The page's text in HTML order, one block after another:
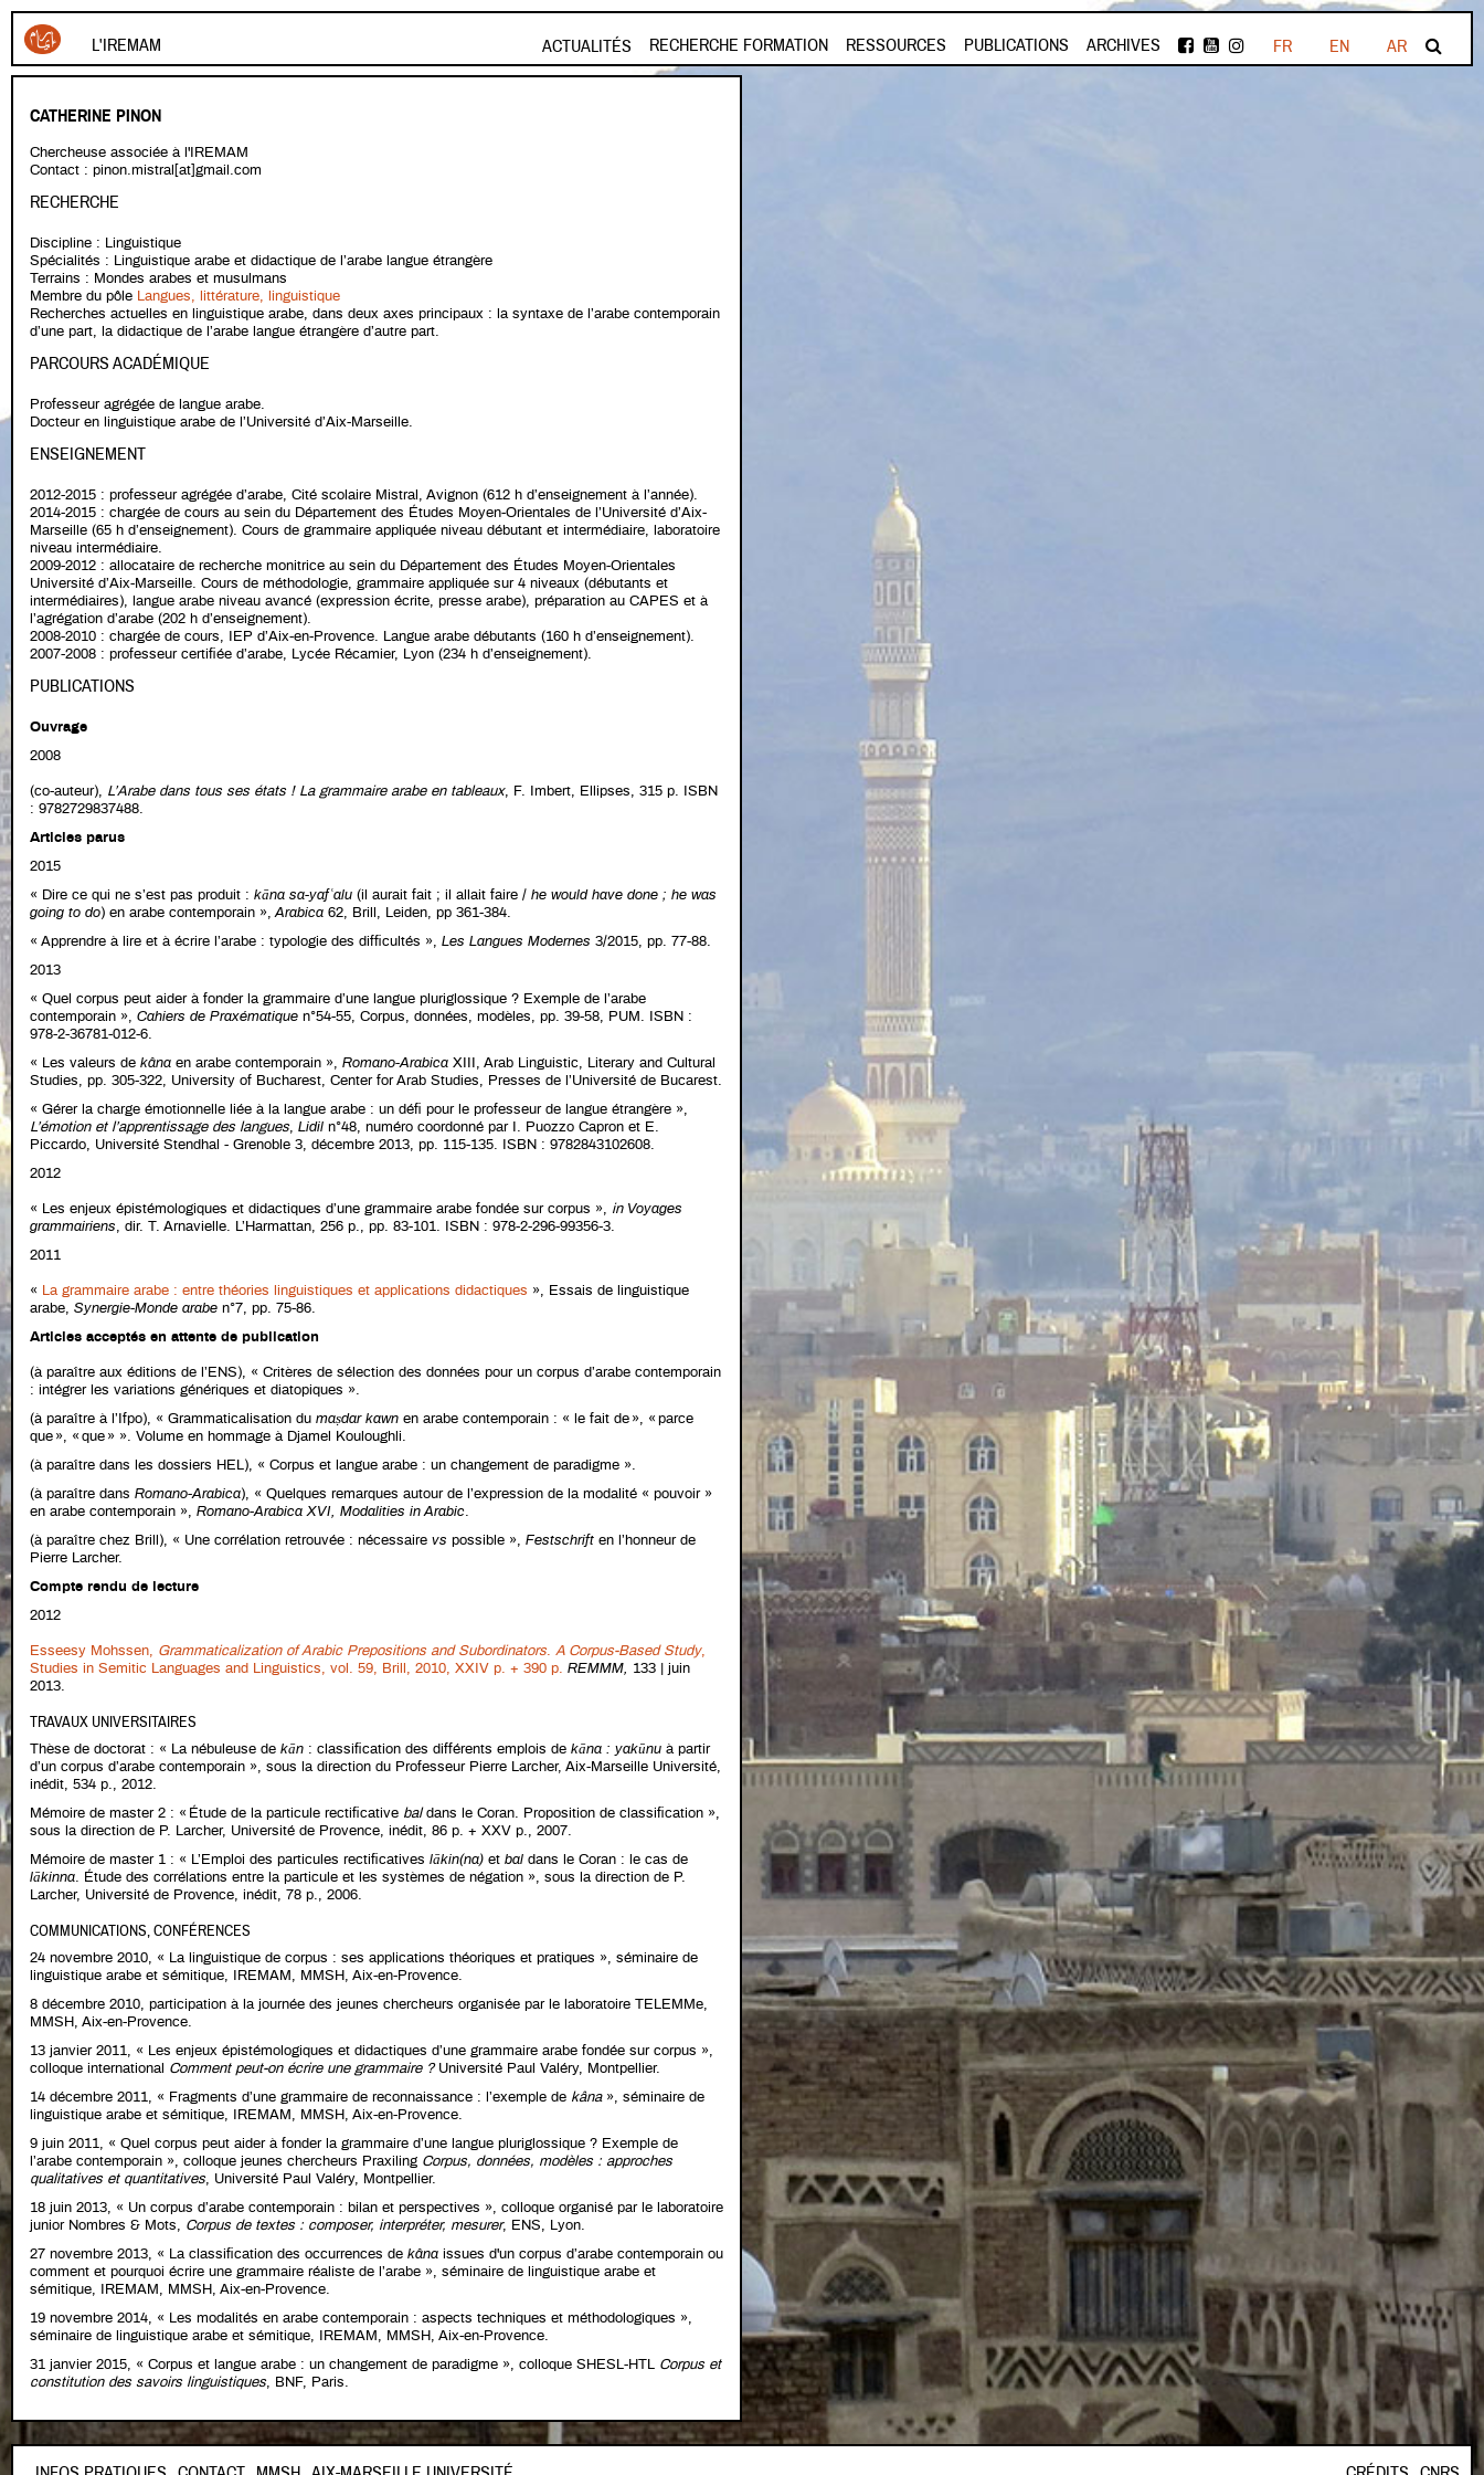
Aller au contenu principal
L'IREMAM ACTUALITÉS RECHERCHE FORMATION RESSOURCES PUBLICATIONS ARCHIVES FR EN AR
CATHERINE PINON
Chercheuse associée à l'IREMAM
Contact : pinon.mistral[at]gmail.com
RECHERCHE
Discipline : Linguistique
Spécialités : Linguistique arabe et didactique de l’arabe langue étrangère
Terrains : Mondes arabes et musulmans
Membre du pôle Langues, littérature, linguistique
Recherches actuelles en linguistique arabe, dans deux axes principaux : la syntaxe de l’arabe contemporain
d’une part, la didactique de l’arabe langue étrangère d’autre part.
PARCOURS ACADÉMIQUE
Professeur agrégée de langue arabe.
Docteur en linguistique arabe de l’Université d’Aix-Marseille.
ENSEIGNEMENT
2012-2015 : professeur agrégée d’arabe, Cité scolaire Mistral, Avignon (612 h d’enseignement à l’année).
2014-2015 : chargée de cours au sein du Département des Études Moyen-Orientales de l’Université d’Aix-
Marseille (65 h d’enseignement). Cours de grammaire appliquée niveau débutant et intermédiaire, laboratoire
niveau intermédiaire.
2009-2012 : allocataire de recherche monitrice au sein du Département des Études Moyen-Orientales
Université d’Aix-Marseille. Cours de méthodologie, grammaire appliquée sur 4 niveaux (débutants et
intermédiaires), langue arabe niveau avancé (expression écrite, presse arabe), préparation au CAPES et à
l’agrégation d’arabe (202 h d’enseignement).
2008-2010 : chargée de cours, IEP d’Aix-en-Provence. Langue arabe débutants (160 h d’enseignement).
2007-2008 : professeur certifiée d’arabe, Lycée Récamier, Lyon (234 h d’enseignement).
PUBLICATIONS
Ouvrage
2008
(co-auteur), L’Arabe dans tous ses états ! La grammaire arabe en tableaux, F. Imbert, Ellipses, 315 p. ISBN
: 9782729837488.
Articles parus
2015
« Dire ce qui ne s’est pas produit : kāna sa-yafʿalu (il aurait fait ; il allait faire / he would have done ; he was
going to do) en arabe contemporain », Arabica 62, Brill, Leiden, pp 361-384.
« Apprendre à lire et à écrire l’arabe : typologie des difficultés », Les Langues Modernes 3/2015, pp. 77-88.
2013
« Quel corpus peut aider à fonder la grammaire d’une langue pluriglossique ? Exemple de l’arabe
contemporain », Cahiers de Praxématique n°54-55, Corpus, données, modèles, pp. 39-58, PUM. ISBN :
978-2-36781-012-6.
« Les valeurs de kâna en arabe contemporain », Romano-Arabica XIII, Arab Linguistic, Literary and Cultural
Studies, pp. 305-322, University of Bucharest, Center for Arab Studies, Presses de l’Université de Bucarest.
« Gérer la charge émotionnelle liée à la langue arabe : un défi pour le professeur de langue étrangère »,
L’émotion et l’apprentissage des langues, Lidil n°48, numéro coordonné par I. Puozzo Capron et E.
Piccardo, Université Stendhal - Grenoble 3, décembre 2013, pp. 115-135. ISBN : 9782843102608.
2012
« Les enjeux épistémologiques et didactiques d’une grammaire arabe fondée sur corpus », in Voyages
grammairiens, dir. T. Arnavielle. L’Harmattan, 256 p., pp. 83-101. ISBN : 978-2-296-99356-3.
2011
« La grammaire arabe : entre théories linguistiques et applications didactiques », Essais de linguistique
arabe, Synergie-Monde arabe n°7, pp. 75-86.
Articles acceptés en attente de publication
(à paraître aux éditions de l’ENS), « Critères de sélection des données pour un corpus d’arabe contemporain
: intégrer les variations génériques et diatopiques ».
(à paraître à l’Ifpo), « Grammaticalisation du maṣdar kawn en arabe contemporain : « le fait de », « parce
que », « que » ». Volume en hommage à Djamel Kouloughli.
(à paraître dans les dossiers HEL), « Corpus et langue arabe : un changement de paradigme ».
(à paraître dans Romano-Arabica), « Quelques remarques autour de l’expression de la modalité « pouvoir »
en arabe contemporain », Romano-Arabica XVI, Modalities in Arabic.
(à paraître chez Brill), « Une corrélation retrouvée : nécessaire vs possible », Festschrift en l’honneur de
Pierre Larcher.
Compte rendu de lecture
2012
Esseesy Mohssen, Grammaticalization of Arabic Prepositions and Subordinators. A Corpus-Based Study,
Studies in Semitic Languages and Linguistics, vol. 59, Brill, 2010, XXIV p. + 390 p. REMMM, 133 | juin
2013.
TRAVAUX UNIVERSITAIRES
Thèse de doctorat : « La nébuleuse de kān : classification des différents emplois de kāna : yakūnu à partir
d’un corpus d’arabe contemporain », sous la direction du Professeur Pierre Larcher, Aix-Marseille Université,
inédit, 534 p., 2012.
Mémoire de master 2 : « Étude de la particule rectificative baldans le Coran. Proposition de classification »,
sous la direction de P. Larcher, Université de Provence, inédit, 86 p. + XXV p., 2007.
Mémoire de master 1 : « L’Emploi des particules rectificatives lākin(na) et bal dans le Coran : le cas de
lākinna. Étude des corrélations entre la particule et les systèmes de négation », sous la direction de P.
Larcher, Université de Provence, inédit, 78 p., 2006.
COMMUNICATIONS, CONFÉRENCES
24 novembre 2010, « La linguistique de corpus : ses applications théoriques et pratiques », séminaire de
linguistique arabe et sémitique, IREMAM, MMSH, Aix-en-Provence.
8 décembre 2010, participation à la journée des jeunes chercheurs organisée par le laboratoire TELEMMe,
MMSH, Aix-en-Provence.
13 janvier 2011, « Les enjeux épistémologiques et didactiques d’une grammaire arabe fondée sur corpus »,
colloque international Comment peut-on écrire une grammaire ?Université Paul Valéry, Montpellier.
14 décembre 2011, « Fragments d’une grammaire de reconnaissance : l’exemple de kâna», séminaire de
linguistique arabe et sémitique, IREMAM, MMSH, Aix-en-Provence.
9 juin 2011, « Quel corpus peut aider à fonder la grammaire d’une langue pluriglossique ? Exemple de
l’arabe contemporain », colloque jeunes chercheurs Praxiling Corpus, données, modèles : approches
qualitatives et quantitatives, Université Paul Valéry, Montpellier.
18 juin 2013, « Un corpus d’arabe contemporain : bilan et perspectives », colloque organisé par le laboratoire
junior Nombres & Mots, Corpus de textes : composer, interpréter, mesurer, ENS, Lyon.
27 novembre 2013, « La classification des occurrences de kâna issues d'un corpus d’arabe contemporain ou
comment et pourquoi écrire une grammaire réaliste de l’arabe », séminaire de linguistique arabe et
sémitique, IREMAM, MMSH, Aix-en-Provence.
19 novembre 2014, « Les modalités en arabe contemporain : aspects techniques et méthodologiques »,
séminaire de linguistique arabe et sémitique, IREMAM, MMSH, Aix-en-Provence.
31 janvier 2015, « Corpus et langue arabe : un changement de paradigme », colloque SHESL-HTL Corpus et
constitution des savoirs linguistiques, BNF, Paris.
FOOTER